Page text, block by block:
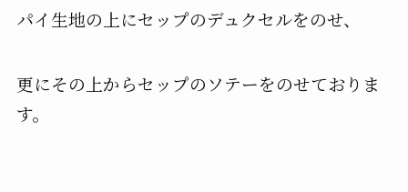
パイ生地の上にセップのデュクセルをのせ、
更にその上からセップのソテーをのせておりま
す。